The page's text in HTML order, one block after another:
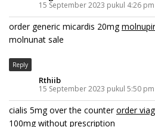
15 September 2023 pukul 4:26 pm
order generic micardis 20mg
molnunat sale
Reply
Rthiib
15 September 2023 pukul 5:50 pm
cialis 5mg over the counterorder
100mg without prescription